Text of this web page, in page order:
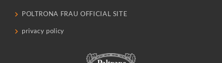
POLTRONA FRAU OFFICIAL SITE
privacy policy